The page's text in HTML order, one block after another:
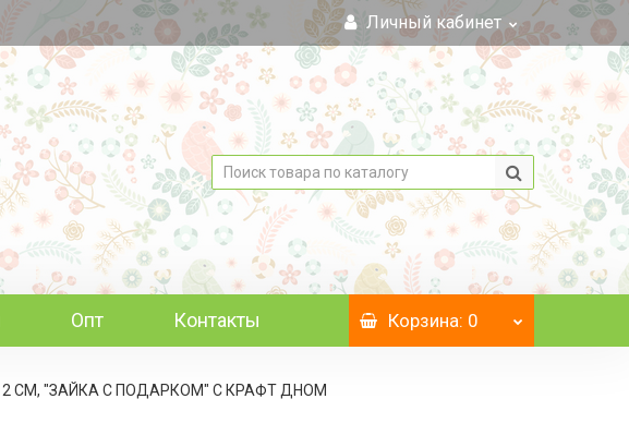
Личный кабинет
Опт Контакты Корзина: 0
СМ, "ЗАЙКА С ПОДАРКОМ" C КРАФТ ДНОМ